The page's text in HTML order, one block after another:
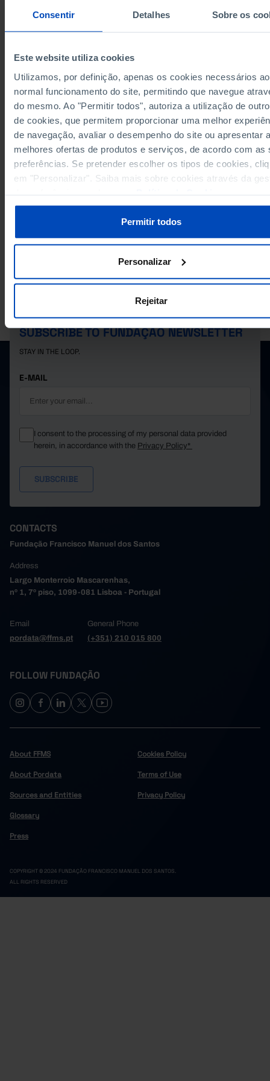
Consentir Detalhes Sobre os
Este website utiliza cookies
Utilizamos, por definição, apenas os cookies necessários ao
normal funcionamento do site, permitindo que navegue
do mesmo. Ao "Permitir todos", autoriza a utilização de
de cookies, que permitem proporcionar uma melhor
de navegação, avaliar o desempenho do site ou apresentar
melhores ofertas de produtos e serviços, de acordo com as
preferências. Se pretender escolher os tipos de cookies,
em "Personalizar". Saiba mais sobre cookies através da
Permitir todos
Personalizar
Rejeitar
2012
222 492
2013
246
2014
210 475 387 514
2015
207 512 221 524
2016
214 510 244 549
2017
276 557 256 556
2018
202 581 280 579
266
2021
169 579 239 533
626 316
2023
284 670 277 552
Last updated: 2026-07-22
RELATED
Funding: total and by certain sport federations in Portugal
PORDATA IS A PROJECT OF THE FUNDAÇÃO FRANCISCO MANUEL DOS
SANTOS.
SUBSCRIBE TO FUNDAÇÃO NEWSLETTER
STAY IN THE LOOP.
E-MAIL
I consent to the processing of my personal data provided
herein, in accordance with the Privacy Policy*
CONTACTS
Fundação Francisco Manuel dos Santos
Address
Largo Monterroio Mascarenhas,
nº 1, 7º piso, 1099-081 Lisboa - Portugal
Email
pordata@ffms.pt
General Phone
(+351) 210 015 800
FOLLOW FUNDAÇÃO
About FFMS
About Pordata
Sources and Entities
Glossary
Press
Cookies Policy
Terms of Use
Privacy Policy
COPYRIGHT © 2024 FUNDAÇÃO FRANCISCO MANUEL DOS SANTOS.
ALL RIGHTS RESERVED